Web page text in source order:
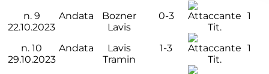
n. 9
22.10.2023
Andata
Bozner
Lavis
0-3
Tit.
1
n.10
29.10.2023
Andata
Lavis
Tramin
1-3
Tit.
1